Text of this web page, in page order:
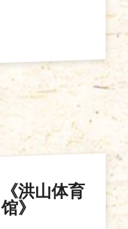
《洪山体育
馆》